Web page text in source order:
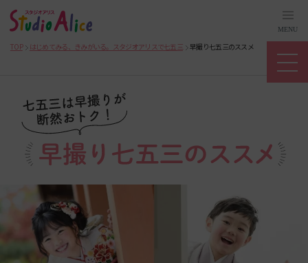
MENU
TOP はじめてみる、きみがいる。スタジオアリスで七五三 早撮り七五三のススメ